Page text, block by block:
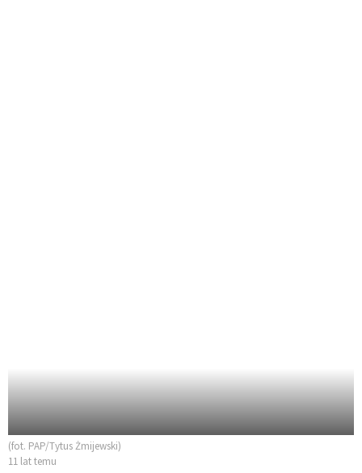
(fot. PAP/Tytus Żmijewski)
11 lat temu